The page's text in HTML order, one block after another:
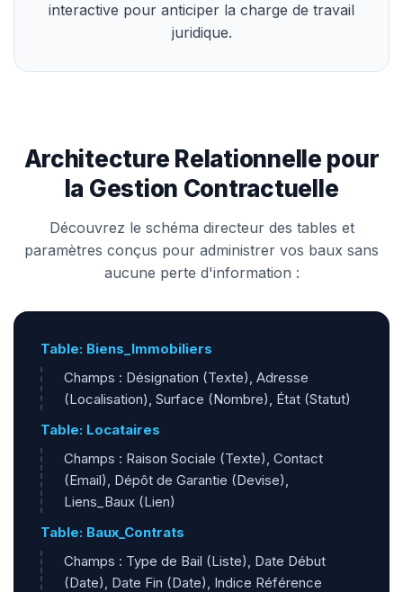
interactive pour anticiper la charge de travail
juridique.
Architecture Relationnelle pour
la Gestion Contractuelle
Découvrez le schéma directeur des tables et
paramètres conçus pour administrer vos baux sans
aucune perte d'information :
Table: Biens_Immobiliers
Champs : Désignation (Texte), Adresse
(Localisation), Surface (Nombre), État (Statut)
Table: Locataires
Champs : Raison Sociale (Texte), Contact
(Email), Dépôt de Garantie (Devise),
Liens_Baux (Lien)
Table: Baux_Contrats
Champs : Type de Bail (Liste), Date Début
(Date), Date Fin (Date), Indice Référence